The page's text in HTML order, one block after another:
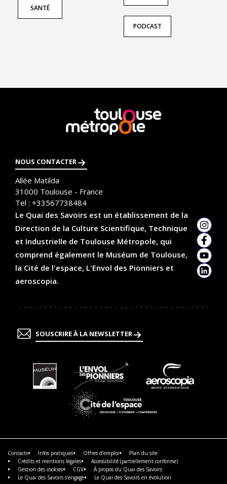
SANTÉ
PODCAST
En
savoir
plus
NOUS CONTACTER
Allée Matilda
31000 Toulouse - France
Tel : +33567738484
Le Quai des Savoirs est un établissement de la
Direction de la Culture Scientifique, Technique
et Industrielle de Toulouse Métropole, qui
comprend également le Muséum de Toulouse,
la Cité de l'espace, L'Envol des Pionniers et
aeroscopia.
SOUSCRIRE À LA NEWSLETTER
En
savoir
plus
Contacts Infos pratiques Offres d’emploi
Plan du site
Crédits et mentions légales
Accessibilité (partiellement conforme)
Gestion des cookies
CGV
À propos du Quai des Savoirs
Le Quai des Savoirs s’engage
Le Quai des Savoirs en évolution